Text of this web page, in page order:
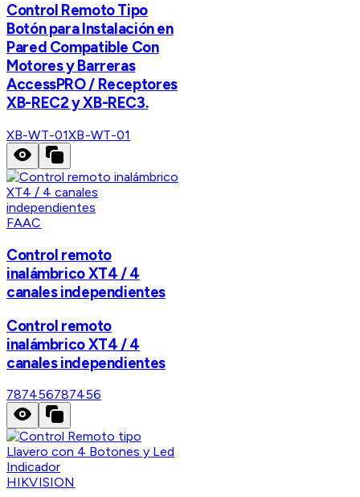
Control Remoto Tipo
Botón para Instalación en
Pared Compatible Con
Motores y Barreras
AccessPRO / Receptores
XB-REC2 y XB-REC3.
XB-WT-01XB-WT-01
FAAC
Control remoto
inalámbrico XT4 / 4
canales independientes
Control remoto
inalámbrico XT4 / 4
canales independientes
787456787456
HIKVISION